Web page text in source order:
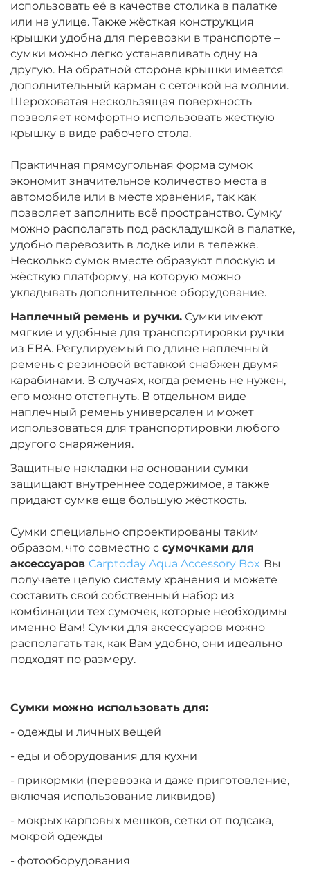
использовать её в качестве столика в палатке
или на улице. Также жёсткая конструкция
крышки удобна для перевозки в транспорте –
сумки можно легко устанавливать одну на
другую. На обратной стороне крышки имеется
дополнительный карман с сеточкой на молнии.
Шероховатая нескользящая поверхность
позволяет комфортно использовать жесткую
крышку в виде рабочего стола.
Практичная прямоугольная форма сумок
экономит значительное количество места в
автомобиле или в месте хранения, так как
позволяет заполнить всё пространство. Сумку
можно располагать под раскладушкой в палатке,
удобно перевозить в лодке или в тележке.
Несколько сумок вместе образуют плоскую и
жёсткую платформу, на которую можно
укладывать дополнительное оборудование.
Наплечный ремень и ручки. Сумки имеют
мягкие и удобные для транспортировки ручки
из ЕВА. Регулируемый по длине наплечный
ремень с резиновой вставкой снабжен двумя
карабинами. В случаях, когда ремень не нужен,
его можно отстегнуть. В отдельном виде
наплечный ремень универсален и может
использоваться для транспортировки любого
другого снаряжения.
Защитные накладки на основании сумки
защищают внутреннее содержимое, а также
придают сумке еще большую жёсткость.
Сумки специально спроектированы таким
образом, что совместно с сумочками для
аксессуаров Carptoday Aqua Accessory Box Вы
получаете целую систему хранения и можете
составить свой собственный набор из
комбинации тех сумочек, которые необходимы
именно Вам! Сумки для аксессуаров можно
располагать так, как Вам удобно, они идеально
подходят по размеру.
Сумки можно использовать для:
- одежды и личных вещей
- еды и оборудования для кухни
- прикормки (перевозка и даже приготовление,
включая использование ликвидов)
- мокрых карповых мешков, сетки от подсака,
мокрой одежды
- фотооборудования